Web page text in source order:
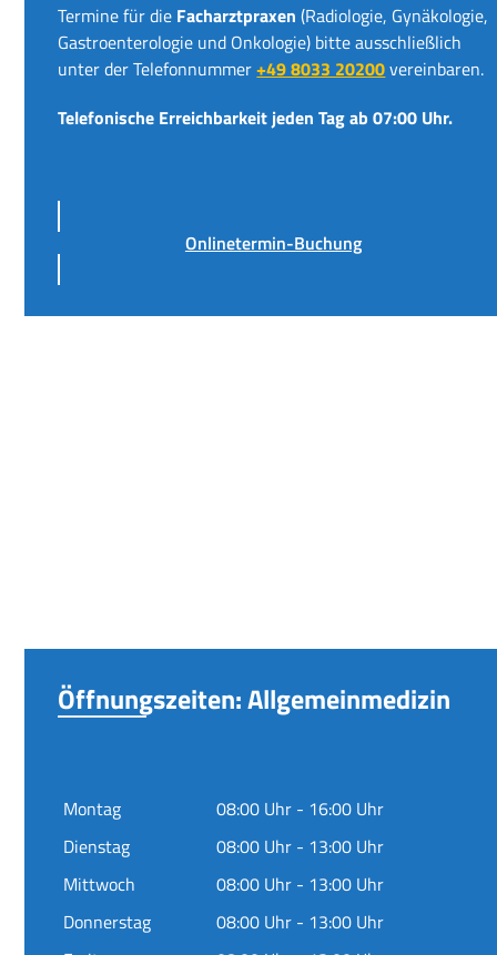
Termine für die Facharztpraxen (Radiologie, Gynäkologie,
Gastroenterologie und Onkologie) bitte ausschließlich
unter der Telefonnummer+49 8033 20200vereinbaren.
Telefonische Erreichbarkeit jeden Tag ab 07:00 Uhr.
Onlinetermin-Buchung
Öffnungszeiten: Allgemeinmedizin
Montag
08:00 Uhr - 16:00 Uhr
Dienstag
08:00 Uhr - 13:00 Uhr
Mittwoch
08:00 Uhr - 13:00 Uhr
Donnerstag
08:00 Uhr - 13:00 Uhr